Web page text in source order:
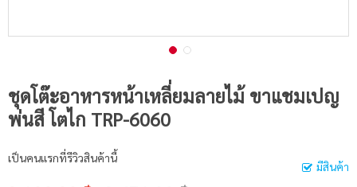
ชุดโต๊ะอาหารหน้าเหลี่ยมลายไม้ ขาแชมเปญ
พ่นสี โตไก TRP-6060
มีสินค้า
เป็นคนแรกที่รีวิวสินค้านี้